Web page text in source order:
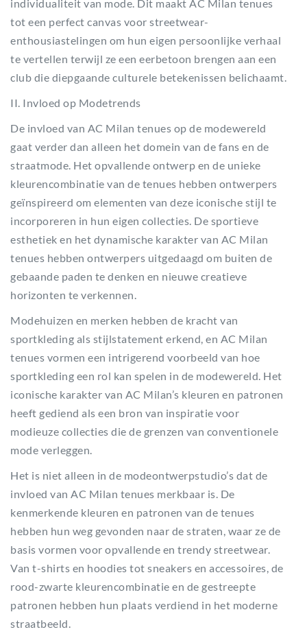
individualiteit van mode. Dit maakt AC Milan tenues
tot een perfect canvas voor streetwear-
enthousiastelingen om hun eigen persoonlijke verhaal
te vertellen terwijl ze een eerbetoon brengen aan een
club die diepgaande culturele betekenissen belichaamt.
II. Invloed op Modetrends
De invloed van AC Milan tenues op de modewereld
gaat verder dan alleen het domein van de fans en de
straatmode. Het opvallende ontwerp en de unieke
kleurencombinatie van de tenues hebben ontwerpers
geïnspireerd om elementen van deze iconische stijl te
incorporeren in hun eigen collecties. De sportieve
esthetiek en het dynamische karakter van AC Milan
tenues hebben ontwerpers uitgedaagd om buiten de
gebaande paden te denken en nieuwe creatieve
horizonten te verkennen.
Modehuizen en merken hebben de kracht van
sportkleding als stijlstatement erkend, en AC Milan
tenues vormen een intrigerend voorbeeld van hoe
sportkleding een rol kan spelen in de modewereld. Het
iconische karakter van AC Milan’s kleuren en patronen
heeft gediend als een bron van inspiratie voor
modieuze collecties die de grenzen van conventionele
mode verleggen.
Het is niet alleen in de modeontwerpstudio’s dat de
invloed van AC Milan tenues merkbaar is. De
kenmerkende kleuren en patronen van de tenues
hebben hun weg gevonden naar de straten, waar ze de
basis vormen voor opvallende en trendy streetwear.
Van t-shirts en hoodies tot sneakers en accessoires, de
rood-zwarte kleurencombinatie en de gestreepte
patronen hebben hun plaats verdiend in het moderne
straatbeeld.